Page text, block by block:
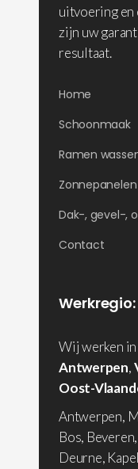
uitvoering en
zijn uw
resultaat.
Home
Schoonmaak
Ramen
Dak-, gevel-,
Contact
Werkregio:
Wij werken in
Antwerpen,
Oost-
Antwerpen,
Bos,
Deurne,